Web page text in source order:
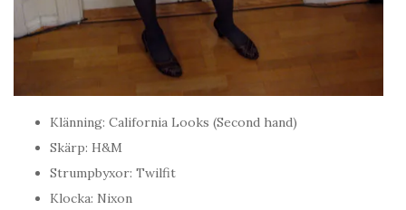
Klänning: California Looks (Second hand)
Skärp: H&M
Strumpbyxor: Twilfit
Klocka: Nixon